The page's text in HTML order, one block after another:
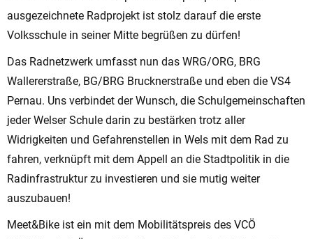
ausgezeichnete Radprojekt ist stolz darauf die erste
Volksschule in seiner Mitte begrüßen zu dürfen!
Das Radnetzwerk umfasst nun das WRG/ORG, BRG
Wallererstraße, BG/BRG Brucknerstraße und eben die VS4
Pernau. Uns verbindet der Wunsch, die Schulgemeinschaften
jeder Welser Schule darin zu bestärken trotz aller
Widrigkeiten und Gefahrenstellen in Wels mit dem Rad zu
fahren, verknüpft mit dem Appell an die Stadtpolitik in die
Radinfrastruktur zu investieren und sie mutig weiter
auszubauen!
Meet&Bike ist ein mit dem Mobilitätspreis des VCÖ